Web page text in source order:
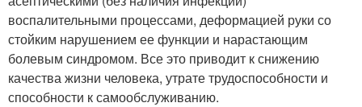
воспалительными процессами, деформацией руки со
стойким нарушением ее функции и нарастающим
болевым синдромом. Все это приводит к снижению
качества жизни человека, утрате трудоспособности и
способности к самообслуживанию.